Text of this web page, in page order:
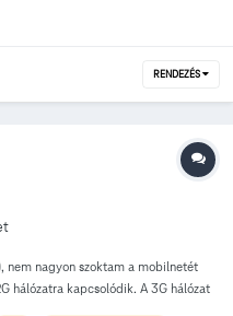
RENDEZÉS
nem nagyon szoktam a mobilnetét
hálózatra kapcsolódik. A 3G hálózat